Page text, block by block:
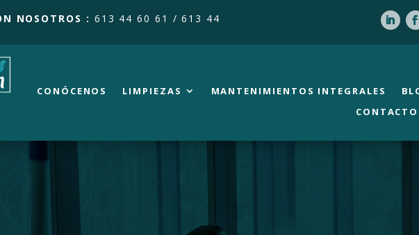
NOSOTROS : 613 44 60 61 / 613 44
CONÓCENOS LIMPIEZAS MANTENIMIENTOS INTEGRALES
CONTACTO